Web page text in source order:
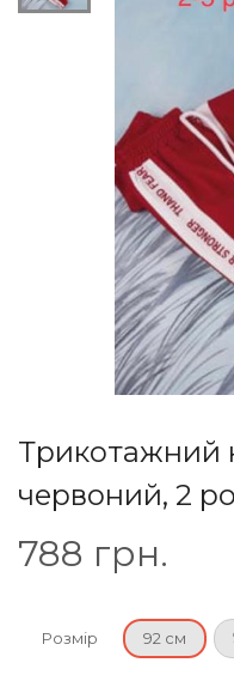
Трикотажний
червоний, 2
788 грн.
Розмір 92 см